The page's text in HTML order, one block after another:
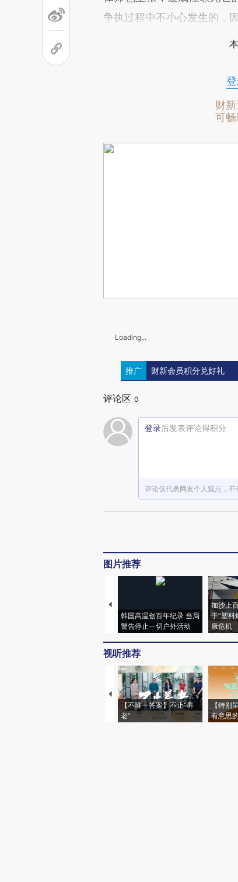
争执过程中不小心发生的，
财
可
Loading...
推广 财新会员积分兑好礼
评论区 0
登录后发表评论得积分
评论仅代表网友个人观点，不
图片推荐
韩国高温创百年纪录 当局
警告停止一切户外活动
加沙上
于“塑料
康危机
视听推荐
【不唯一答案】不止“养
老”
【特别
有意思